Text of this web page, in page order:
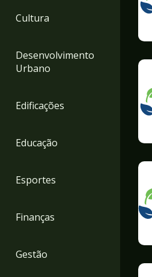
Cultura
Desenvolvimento
Urbano
Edificações
Educação
Esportes
Finanças
Gestão